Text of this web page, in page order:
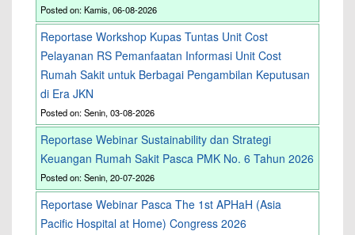
Posted on: Kamis, 06-08-2026
Reportase Workshop Kupas Tuntas Unit Cost
Pelayanan RS Pemanfaatan Informasi Unit Cost
Rumah Sakit untuk Berbagai Pengambilan Keputusan
di Era JKN
Posted on: Senin, 03-08-2026
Reportase Webinar Sustainability dan Strategi
Keuangan Rumah Sakit Pasca PMK No. 6 Tahun 2026
Posted on: Senin, 20-07-2026
Reportase Webinar Pasca The 1st APHaH (Asia
Pacific Hospital at Home) Congress 2026